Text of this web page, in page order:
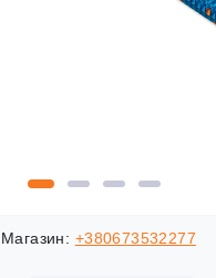
Магазин: +380673532277